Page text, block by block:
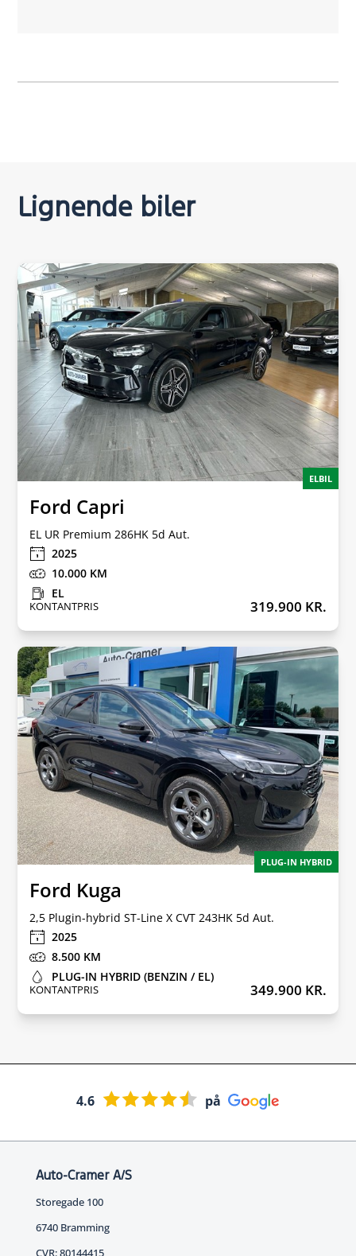
Lignende biler
ELBIL
Ford Capri
EL UR Premium 286HK 5d Aut.
319.900 KR.
KONTANTPRIS
2025
10.000
EL
PLUG-IN HYBRID
Ford Kuga
2,5 Plugin-hybrid ST-Line X CVT 243HK 5d Aut.
349.900 KR.
KONTANTPRIS
2025
8.500
PLUG-IN HYBRID (BENZIN / EL)
4.6 på
Auto-Cramer A/S
Storegade 100
6740 Bramming
CVR: 80144415